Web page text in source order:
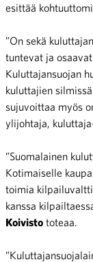
esittää
”On sekä
tuntevat ja
Kuluttajansuojan
kuluttajien
sujuvoittaa myös
ylijohtaja,
”Suomalainen
Kotimaiselle
toimia
kanssa
Koivisto toteaa.